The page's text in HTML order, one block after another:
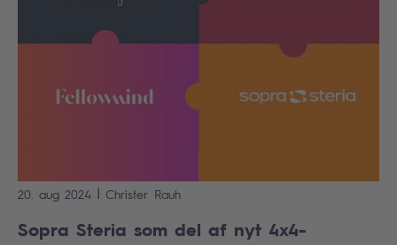
20. aug 2024 | Christer Rauh
Sopra Steria som del af nyt 4x4-